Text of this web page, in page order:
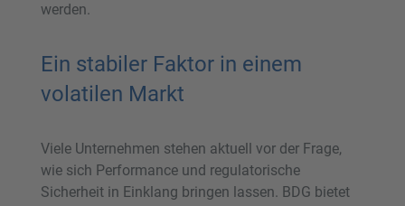
werden.
Ein stabiler Faktor in einem
volatilen Markt
Viele Unternehmen stehen aktuell vor der Frage,
wie sich Performance und regulatorische
Sicherheit in Einklang bringen lassen. BDG bietet